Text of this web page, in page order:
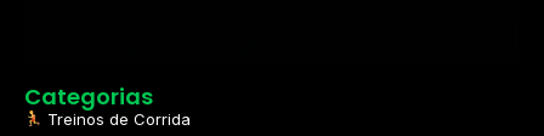
Categorias
Treinos de Corrida